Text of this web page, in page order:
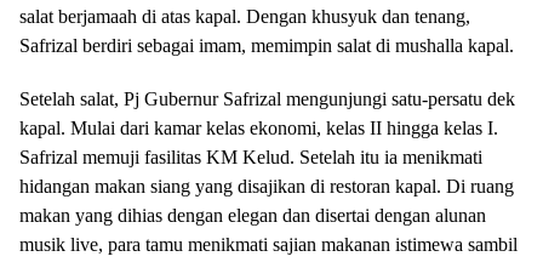
salat berjamaah di atas kapal. Dengan khusyuk dan tenang,
Safrizal berdiri sebagai imam, memimpin salat di mushalla kapal.
Setelah salat, Pj Gubernur Safrizal mengunjungi satu-persatu dek
kapal. Mulai dari kamar kelas ekonomi, kelas II hingga kelas I.
Safrizal memuji fasilitas KM Kelud. Setelah itu ia menikmati
hidangan makan siang yang disajikan di restoran kapal. Di ruang
makan yang dihias dengan elegan dan disertai dengan alunan
musik live, para tamu menikmati sajian makanan istimewa sambil